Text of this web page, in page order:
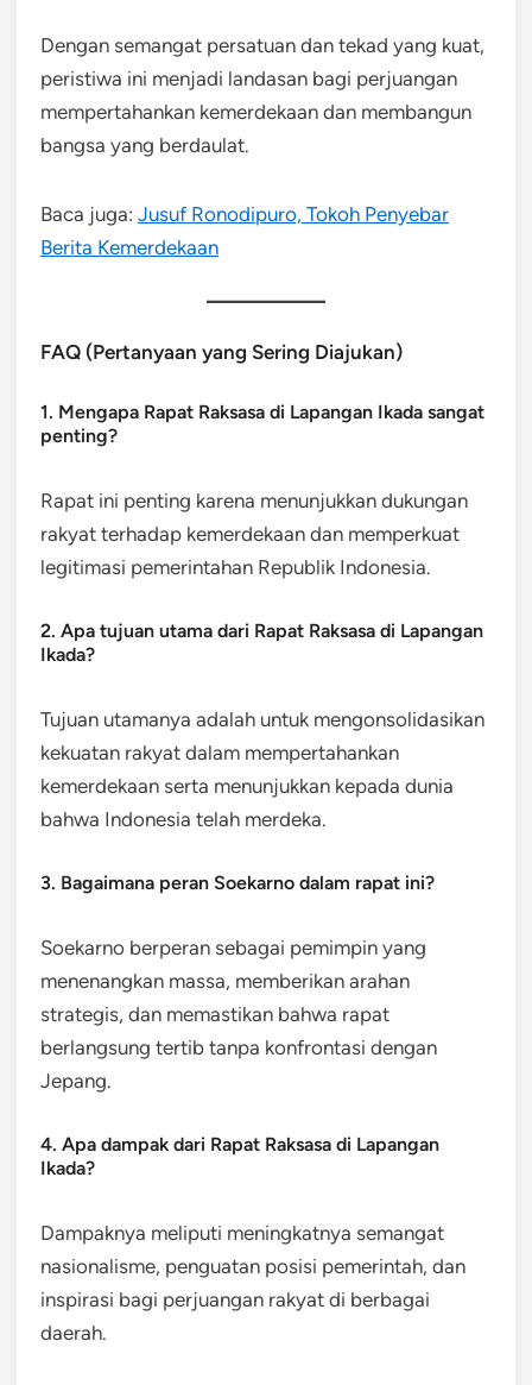
Dengan semangat persatuan dan tekad yang kuat,
peristiwa ini menjadi landasan bagi perjuangan
mempertahankan kemerdekaan dan membangun
bangsa yang berdaulat.
Baca juga: Jusuf Ronodipuro, Tokoh Penyebar
Berita Kemerdekaan
FAQ (Pertanyaan yang Sering Diajukan)
1. Mengapa Rapat Raksasa di Lapangan Ikada sangat
penting?
Rapat ini penting karena menunjukkan dukungan
rakyat terhadap kemerdekaan dan memperkuat
legitimasi pemerintahan Republik Indonesia.
2. Apa tujuan utama dari Rapat Raksasa di Lapangan
Ikada?
Tujuan utamanya adalah untuk mengonsolidasikan
kekuatan rakyat dalam mempertahankan
kemerdekaan serta menunjukkan kepada dunia
bahwa Indonesia telah merdeka.
3. Bagaimana peran Soekarno dalam rapat ini?
Soekarno berperan sebagai pemimpin yang
menenangkan massa, memberikan arahan
strategis, dan memastikan bahwa rapat
berlangsung tertib tanpa konfrontasi dengan
Jepang.
4. Apa dampak dari Rapat Raksasa di Lapangan
Ikada?
Dampaknya meliputi meningkatnya semangat
nasionalisme, penguatan posisi pemerintah, dan
inspirasi bagi perjuangan rakyat di berbagai
daerah.